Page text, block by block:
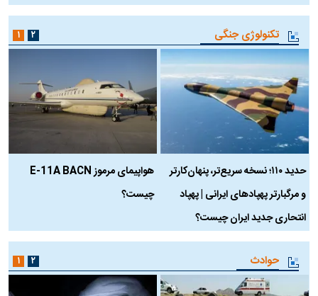
تکنولوژی جنگی
حدید ۱۱۰؛ نسخه سریع‌تر، پنهان‌کارتر
و مرگبارتر پهپادهای ایرانی | پهپاد
انتحاری جدید ایران چیست؟
هواپیمای مرموز E-11A BACN
چیست؟
۱ ۲
حوادث ۱ ۲